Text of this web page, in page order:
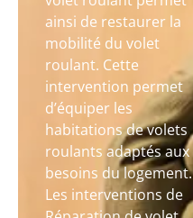
ainsi de restaurer la
mobilité du volet
roulant. Cette
intervention permet
d’équiper les
habitations de volets
roulants adaptés aux
besoins du logement.
Les interventions de